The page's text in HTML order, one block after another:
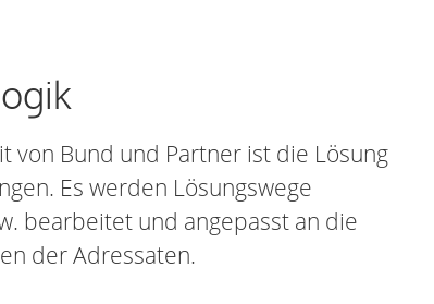
von Bund und Partner ist die Lösung
Es werden Lösungswege
bearbeitet und angepasst an die
der Adressaten.